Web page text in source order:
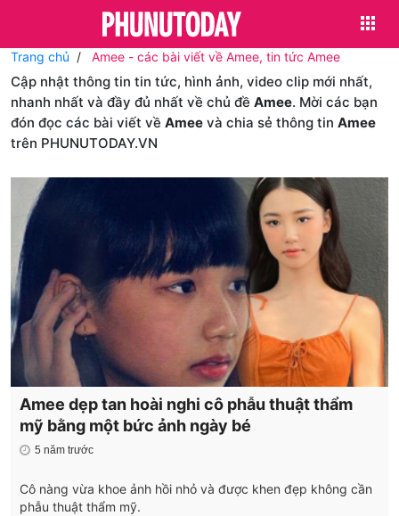
Trang chủ Amee - các bài viết về Amee, tin tức Amee
Cập nhật thông tin tin tức, hình ảnh, video clip mới nhất,
nhanh nhất và đầy đủ nhất về chủ đề Amee. Mời các bạn
đón đọc các bài viết về Amee và chia sẻ thông tin Amee
trên PHUNUTODAY.VN
Amee dẹp tan hoài nghi cô phẫu thuật thẩm
mỹ bằng một bức ảnh ngày bé
5 năm trước
Cô nàng vừa khoe ảnh hồi nhỏ và được khen đẹp không cần
phẫu thuật thẩm mỹ.